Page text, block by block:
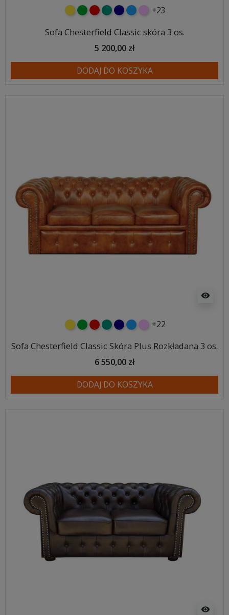
żółtyzielonyczerwony
turkusowy
granatowy
niebieski
różowy
+23
Sofa Chesterfield Classic skóra 3 os.
5 200,00 zł
DODAJ DO KOSZYKA
visibility
żółtyzielonyczerwony
turkusowy
granatowy
niebieski
różowy
+22
Sofa Chesterfield Classic Skóra Plus Rozkładana 3 os.
6 550,00 zł
DODAJ DO KOSZYKA
visibility